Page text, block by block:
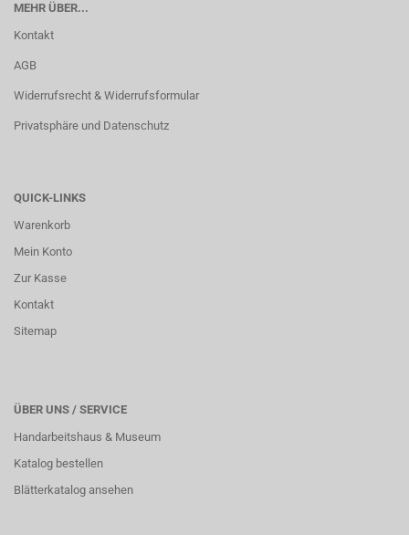
MEHR ÜBER...
Kontakt
AGB
Widerrufsrecht & Widerrufsformular
Privatsphäre und Datenschutz
QUICK-LINKS
Warenkorb
Mein Konto
Zur Kasse
Kontakt
Sitemap
ÜBER UNS / SERVICE
Handarbeitshaus & Museum
Katalog bestellen
Blätterkatalog ansehen